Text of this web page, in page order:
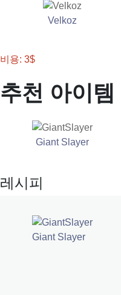
Velkoz
비용: 3$
추천 아이템
Giant Slayer
레시피
Giant Slayer